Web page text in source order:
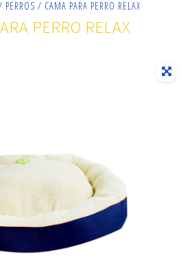
PERROS / CAMA PARA PERRO RELAX
PERRO RELAX